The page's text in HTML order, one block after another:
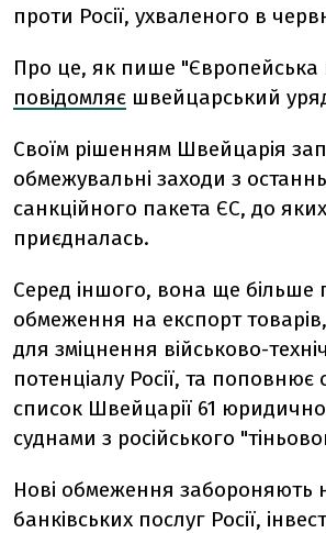
проти Росії, ухваленого в
Про це, як пише "Європейська
повідомляє швейцарський
Своїм рішенням Швейцарія
обмежувальні заходи з
санкційного пакета ЄС, до
приєдналась.
Серед іншого, вона ще більше
обмеження на експорт
для зміцнення військово-
потенціалу Росії, та поповнює
список Швейцарії 61
суднами з російського
Нові обмеження забороняють
банківських послуг Росії,